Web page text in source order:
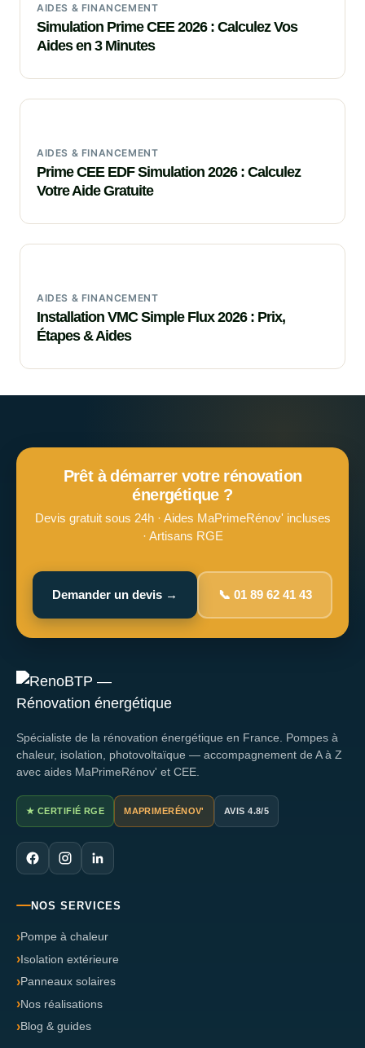
AIDES & FINANCEMENT
Simulation Prime CEE 2026 : Calculez Vos
Aides en 3 Minutes
AIDES & FINANCEMENT
Prime CEE EDF Simulation 2026 : Calculez
Votre Aide Gratuite
AIDES & FINANCEMENT
Installation VMC Simple Flux 2026 : Prix,
Étapes & Aides
Prêt à démarrer votre rénovation
énergétique ?
Devis gratuit sous 24h · Aides MaPrimeRénov' incluses
· Artisans RGE
Demander un devis → 📞 01 89 62 41 43
Spécialiste de la rénovation énergétique en France. Pompes à
chaleur, isolation, photovoltaïque — accompagnement de A à Z
avec aides MaPrimeRénov' et CEE.
★ CERTIFIÉ RGE MAPRIMERÉNOV' AVIS 4.8/5
NOS SERVICES
Pompe à chaleur
Isolation extérieure
Panneaux solaires
Nos réalisations
Blog & guides